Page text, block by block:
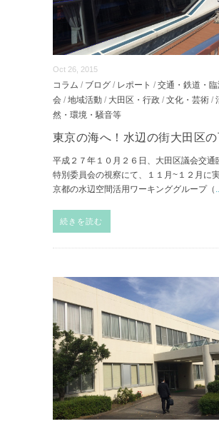
Oct 26, 2015
コラム / ブログ / レポート / 交通・鉄道・
会 / 地域活動 / 大田区・行政 / 文化・芸術 /
然・環境・騒音等
東京の海へ！水辺の街大田区の
平成２７年１０月２６日、大田区議会交通
特別委員会の視察にて、１１月~１２月に
京都の水辺空間活用ワーキンググループ（
続きを読む